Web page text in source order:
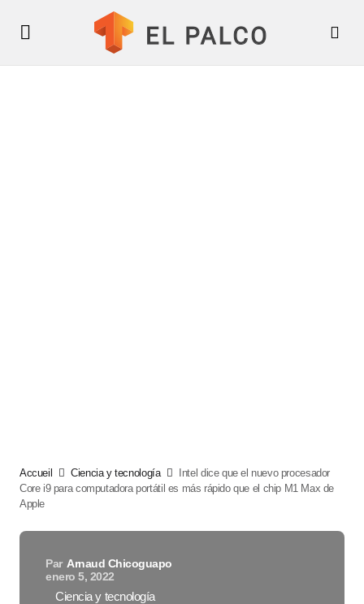
Accueil Ciencia y tecnología
Intel dice que el nuevo procesador
Core i9 para computadora portátil es más rápido que el chip M1 Max de
Apple
Par Arnaud Chicoguapo
enero 5, 2022
Ciencia y tecnología